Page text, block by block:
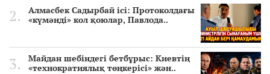
Алмасбек Садырбай ісі: Протоколдағы
«күмәнді» кол қоюлар, Павлода..
Майдан шебіндегі бетбұрыс: Киевтің
«технократиялық төңкерісі» жән..